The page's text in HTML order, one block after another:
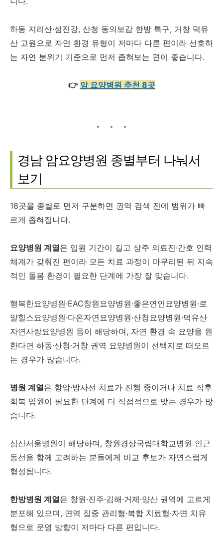
하동 지리산·섬진강, 산청 동의보감 한방 특구, 거창 덕유
산 고원으로 자연 환경 유형이 저마다 다른 편이라 선호하
는 자연 분위기 기준으로 먼저 좁혀보는 편이 좋습니다.
👉 암 요양병원 추천 8곳
경남 암요양병원 종별부터 나눠서
보기
18곳을 종별로 먼저 구분하면 권역 검색 전에 범위가 빠
르게 좁혀집니다.
요양병원 계열은 입원 기간이 길고 상주 의료진·간호 인력
체계가 갖춰진 편이라 모든 치료 과정이 마무리된 뒤 지속
적인 돌봄 환경이 필요한 단계에 가장 잘 맞습니다.
행복한요양병원·EAC창원요양병원·좋은연인요양병원·로
얄힐스요양병원·다온자연요양병원·산청요양병원·덕유산
자연사랑요양병원 등이 해당하며, 자연 환경 속 요양을 원
한다면 하동·산청·거창 권역 요양병원이 선택지로 떠오르
는 경우가 많습니다.
병원 계열은 항암·방사선 치료가 진행 중이거나 치료 직후
회복 입원이 필요한 단계에 더 직접적으로 맞는 경우가 많
습니다.
심산서울병원이 해당하며, 창원경상국립대학교병원 인근
동선을 함께 고려하는 분들에게 비교 후보가 자연스럽게
형성됩니다.
한방병원 계열은 창원·진주·김해·거제·양산 권역에 고르게
분포해 있으며, 면역 집중 관리형·복합 치료형·자연 치유
형으로 운영 방향이 저마다 다른 편입니다.